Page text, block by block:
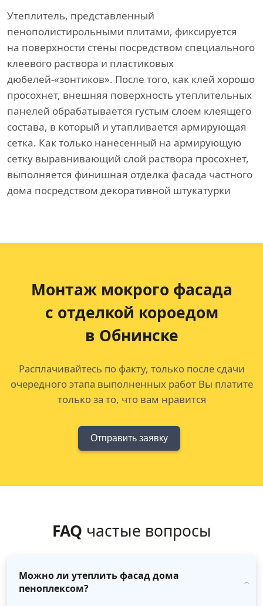
Утеплитель, представленный
пенополистирольными плитами, фиксируется
на поверхности стены посредством специального
клеевого раствора и пластиковых
дюбелей-«зонтиков». После того, как клей хорошо
просохнет, внешняя поверхность утеплительных
панелей обрабатывается густым слоем клеящего
состава, в который и утапливается армирующая
сетка. Как только нанесенный на армирующую
сетку выравнивающий слой раствора просохнет,
выполняется финишная отделка фасада частного
дома посредством декоративной штукатурки
Монтаж мокрого фасада
с отделкой короедом
в Обнинске
Расплачивайтесь по факту, только после сдачи
очередного этапа выполненных работ Вы платите
только за то, что вам нравится
Отправить заявку
FAQ частые вопросы
Можно ли утеплить фасад дома
пеноплексом?